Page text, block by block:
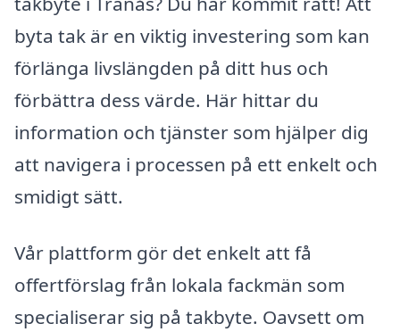
byta tak är en viktig investering som kan
förlänga livslängden på ditt hus och
förbättra dess värde. Här hittar du
information och tjänster som hjälper dig
att navigera i processen på ett enkelt och
smidigt sätt.
Vår plattform gör det enkelt att få
offertförslag från lokala fackmän som
specialiserar sig på takbyte. Oavsett om